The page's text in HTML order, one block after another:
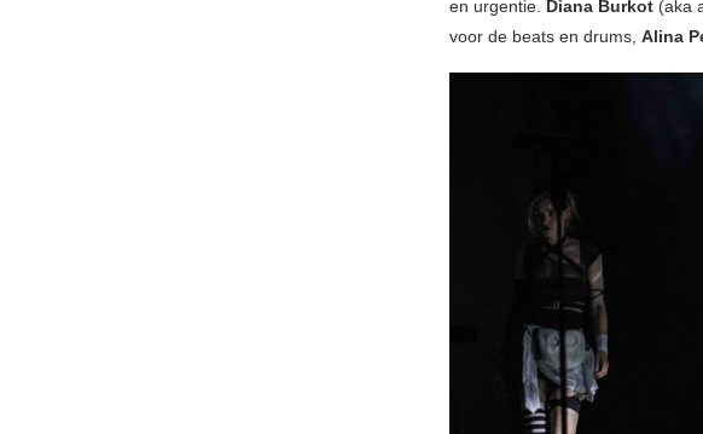
en urgentie. Diana Burkot (aka
voor de beats en drums, Alina